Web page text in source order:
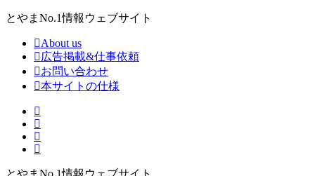
とやまNo.1情報ウェブサイト
About us
広告掲載&仕事依頼
お問い合わせ
本サイトの仕様
とやまNo.1情報ウェブサイト